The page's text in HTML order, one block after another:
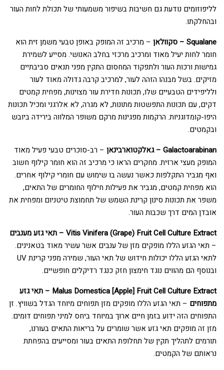
לליפוזומים נודעת גם חשיבות בשיפור משמעותי של תכולת לחות העור
ובהחלקתו.
Squalane – סקוולאן
– מרכיב זה המופק באופן טבעי משמן זית הוא
חומר לחות יעיל מאוד ומרכיב מרכזי בחלב האנושי. מסייע לשמירת
גמישות ורכות העור ולתפקוד המחסום התקין מפני תנאים סביבתיים
מזיקים. בשל מבנהו הזהה לעור, למרכיב קרבה גדולה מאוד לעור
ולליפידים הטבעיים שלו, תכונות חדירת עור מצוינות, מפחית קמטים
דקים, עם תכונות התפשטות מתונות, לא מגרה, לא אלרגני ומכיל תכונות
היפו-קומדוגניות. הרקמות מפגינות מרקם משופר המלווה בירידה ביובש
ובקמטים.
Galactoarabinan – גאלקטוארבינאן
– רב-סוכרים טבעי פעיל מאוד
המופק מעצי ארזית. מחקרים הראו כי מרכיב זה הוא חומר קילוף חשוב
ואף מגביר התקלפות כאשר נעשה בו שימוש עם חומרי קילוף אחרים.
הוא מפחית קמטים, מגביר את פעילות חילוף החומרים של התאים,
משפר את תכונות סינון קרינת השמש של תחמוצת טיטניום ומפחית את
אובדן המים דרך שכבות העור.
Vitis Vinifera (Grape) Fruit Cell Culture Extract – תאי גזע מענבים
– תאי הגזע הללו מופקים מזן של ענבים אשר עשיר מאוד בטאנינים.
לתאי הגזע הללו יכולות חידוש של תאי העור, שמירה מפני קרינת UV
ובנוסף הם מהווים נוגד חימצון חזק כנגד רדיקלים חופשיים.
Malus Domestica [Apple] Fruit Cell Culture Extract – תאי גזע
מתפוחים – תאי הגזע הללו מופקים מזן תפוחים מיוחד הגדל בשוויץ. זן
התפוחים הזה ידוע בזמן חיים ארוך במיוחד ביחס למיני תפוחים דומים.
מזן זה מופקים תאי גזע אשר שומרים על בריאות התאים בעורנו,
תורמים לתהליך תקין של תחלופת התאים בעור ומסייעים בהפחתת
נראותם של הקמטים.